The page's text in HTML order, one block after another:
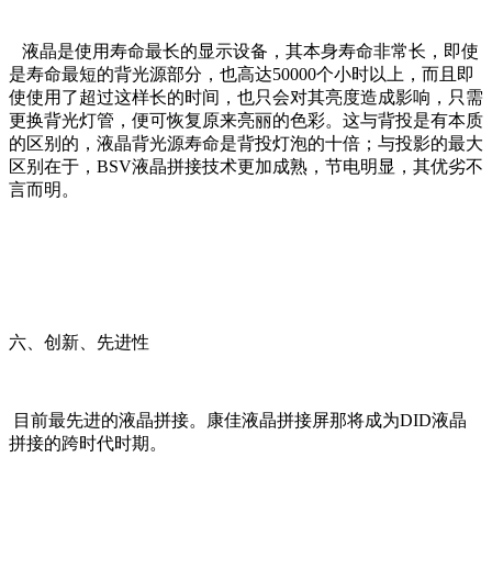
液晶是使用寿命最长的显示设备，其本身寿命非常长，即使
是寿命最短的背光源部分，也高达50000个小时以上，而且即
使使用了超过这样长的时间，也只会对其亮度造成影响，只需
更换背光灯管，便可恢复原来亮丽的色彩。这与背投是有本质
的区别的，液晶背光源寿命是背投灯泡的十倍；与投影的最大
区别在于，BSV液晶拼接技术更加成熟，节电明显，其优劣不
言而明。
六、创新、先进性
目前最先进的液晶拼接。康佳液晶拼接屏那将成为DID液晶
拼接的跨时代时期。